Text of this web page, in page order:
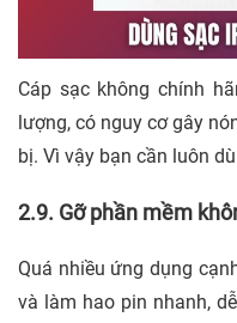
Cáp sạc không chính
lượng, có nguy cơ gây
bị. Vì vậy bạn cần luôn
2.9. Gỡ phần mềm
Quá nhiều ứng dụng
và làm hao pin nhanh,